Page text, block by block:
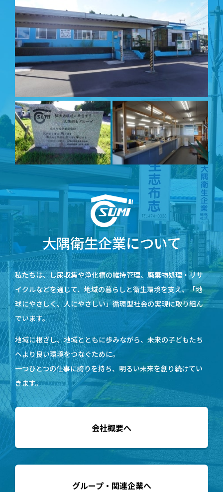
大隅衛生企業について
私たちは、し尿収集や浄化槽の維持管理、廃棄物処理・リサ
イクルなどを通じて、地域の暮らしと衛生環境を支え、「地
球にやさしく、人にやさしい」循環型社会の実現に取り組ん
でいます。
地域に根ざし、地域とともに歩みながら、未来の子どもたち
へより良い環境をつなぐために。
一つひとつの仕事に誇りを持ち、明るい未来を創り続けてい
きます。
会社概要へ
グループ・関連企業へ